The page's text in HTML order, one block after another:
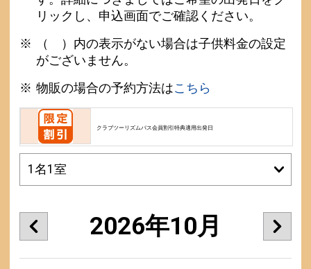
リックし、申込画面でご確認ください。
（ ）内の表示がない場合は子供料金の設定
がございません。
物販の場合の予約方法はこちら
クラブツーリズムパス会員割引特典適用出発日
2026年10月